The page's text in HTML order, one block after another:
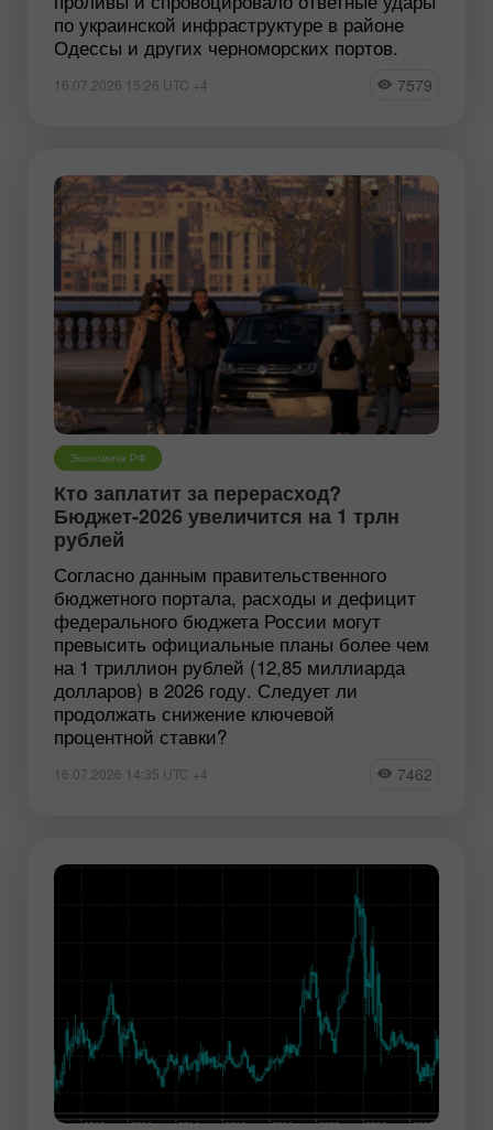
по украинской инфраструктуре в районе
Одессы и других черноморских портов.
16.07.2026 15:26 UTC +4 7579
Экономика РФ
Кто заплатит за перерасход?
Бюджет-2026 увеличится на 1 трлн
рублей
Согласно данным правительственного
бюджетного портала, расходы и дефицит
федерального бюджета России могут
превысить официальные планы более чем
на 1 триллион рублей (12,85 миллиарда
долларов) в 2026 году. Следует ли
продолжать снижение ключевой
процентной ставки?
16.07.2026 14:35 UTC +4 7462